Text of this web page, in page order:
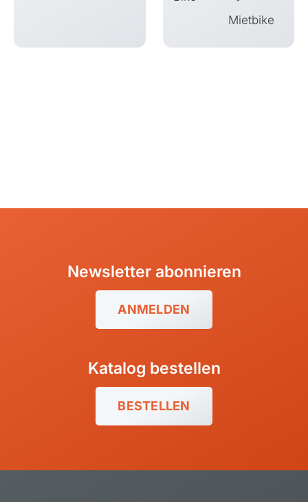
Mietbike
Newsletter abonnieren
ANMELDEN
Katalog bestellen
BESTELLEN